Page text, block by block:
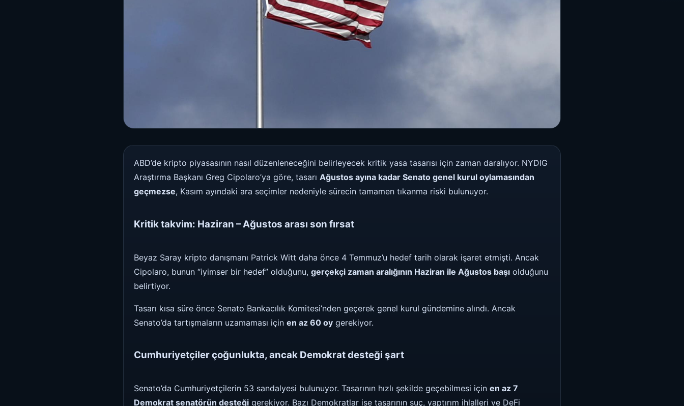
ABD’de kripto piyasasının nasıl düzenleneceğini belirleyecek kritik yasa tasarısı için zaman daralıyor. NYDIG
Araştırma Başkanı Greg Cipolaro’ya göre, tasarı Ağustos ayına kadar Senato genel kurul oylamasından
geçmezse, Kasım ayındaki ara seçimler nedeniyle sürecin tamamen tıkanma riski bulunuyor.
Kritik takvim: Haziran – Ağustos arası son fırsat
Beyaz Saray kripto danışmanı Patrick Witt daha önce 4 Temmuz’u hedef tarih olarak işaret etmişti. Ancak
Cipolaro, bunun “iyimser bir hedef” olduğunu, gerçekçi zaman aralığının Haziran ile Ağustos başı olduğunu
belirtiyor.
Tasarı kısa süre önce Senato Bankacılık Komitesi’nden geçerek genel kurul gündemine alındı. Ancak
Senato’da tartışmaların uzamaması için en az 60 oy gerekiyor.
Cumhuriyetçiler çoğunlukta, ancak Demokrat desteği şart
Senato’da Cumhuriyetçilerin 53 sandalyesi bulunuyor. Tasarının hızlı şekilde geçebilmesi için en az 7
Demokrat senatörün desteği gerekiyor. Bazı Demokratlar ise tasarının suç, yaptırım ihlalleri ve DeFi